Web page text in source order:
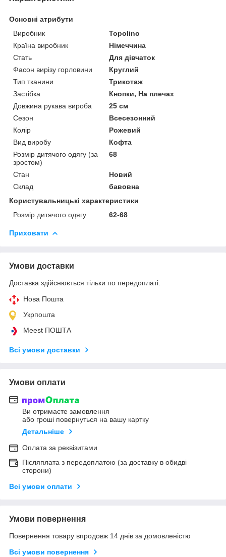
Основні атрибути
Виробник
Topolino
Країна виробник
Німеччина
Стать
Для дівчаток
Фасон вирізу горловини
Круглий
Тип тканини
Трикотаж
Застібка
Кнопки, На плечах
Довжина рукава вироба
25 см
Сезон
Всесезонний
Колір
Рожевий
Вид виробу
Кофта
Розмір дитячого одягу (за
зростом)
68
Стан
Новий
Склад
бавовна
Користувальницькі характеристики
Розмір дитячого одягу
62-68
Приховати
Умови доставки
Доставка здійснюється тільки по передоплаті.
Нова Пошта
Укрпошта
Meest ПОШТА
Всі умови доставки
Умови оплати
Ви отримаєте замовлення
або гроші повернуться на вашу картку
Детальніше
Оплата за реквізитами
Післяплата з передоплатою (за доставку в обидві
сторони)
Всі умови оплати
Умови повернення
Повернення товару впродовж 14 днів за домовленістю
Всі умови повернення